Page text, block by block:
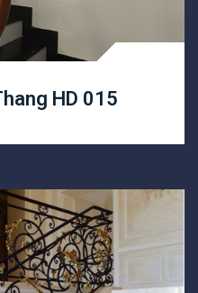
Lan Can Cầu Thang HD 015